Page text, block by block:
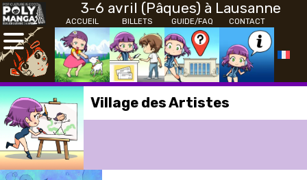
3-6 avril (Pâques) à Lausanne
ACCUEIL BILLETS GUIDE/FAQ CONTACT
Village des Artistes